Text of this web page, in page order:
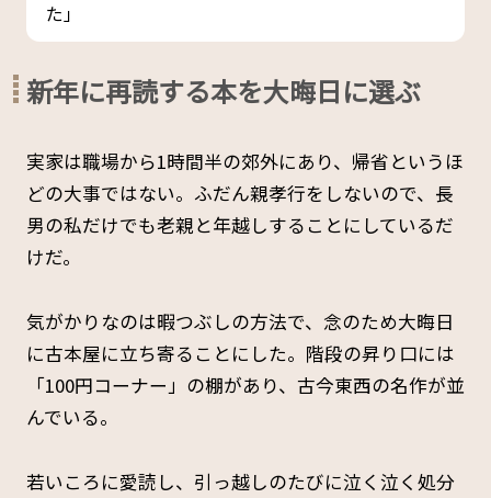
た」
新年に再読する本を大晦日に選ぶ
実家は職場から1時間半の郊外にあり、帰省というほ
どの大事ではない。ふだん親孝行をしないので、長
男の私だけでも老親と年越しすることにしているだ
けだ。
気がかりなのは暇つぶしの方法で、念のため大晦日
に古本屋に立ち寄ることにした。階段の昇り口には
「100円コーナー」の棚があり、古今東西の名作が並
んでいる。
若いころに愛読し、引っ越しのたびに泣く泣く処分